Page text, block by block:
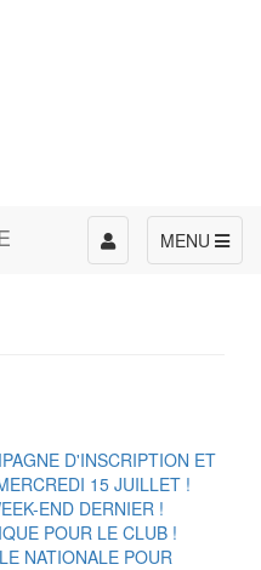
MENU
Toggle
navigation
D'INSCRIPTION ET
15 JUILLET !
END DERNIER !
POUR LE CLUB !
NATIONALE POUR